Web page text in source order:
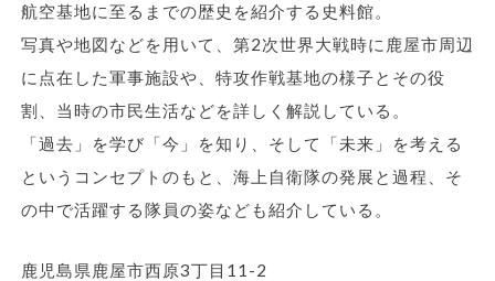
航空基地に至るまでの歴史を紹介する史料館。
写真や地図などを用いて、第2次世界大戦時に鹿屋市周辺
に点在した軍事施設や、特攻作戦基地の様子とその役
割、当時の市民生活などを詳しく解説している。
「過去」を学び「今」を知り、そして「未来」を考える
というコンセプトのもと、海上自衛隊の発展と過程、そ
の中で活躍する隊員の姿なども紹介している。
鹿児島県鹿屋市西原3丁目11-2